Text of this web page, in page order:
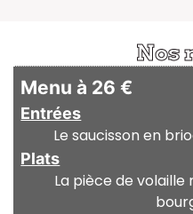
Nos
Menu à 26 €
Entrées
Le saucisson en
Plats
La pièce de